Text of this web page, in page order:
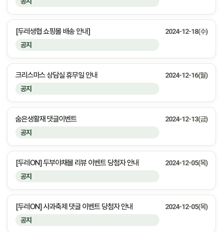
공지
[두레생협 쇼핑몰 배송 안내] 2024-12-18(수)
공지
크리스마스 상담실 휴무일 안내 2024-12-16(월)
공지
숨은생활재 댓글이벤트 2024-12-13(금)
공지
[두레ON] 두부야채볼 리뷰 이벤트 당첨자 안내 2024-12-05(목)
공지
[두레ON] 사과축제 댓글 이벤트 당첨자 안내 2024-12-05(목)